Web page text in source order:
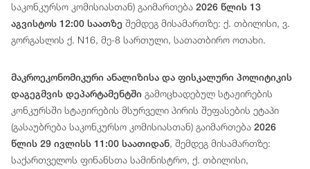
საკონკურსო კომისიასთან) გაიმართება 2026 წლის 13
აგვისტოს 12:00 საათზე შემდეგ მისამართზე: ქ. თბილისი, ვ.
გორგასლის ქ. N16, მე-8 სართული, სათათბირო ოთახი.
მაკროეკონომიკური ანალიზისა და ფისკალური პოლიტიკის
დაგეგმვის დეპარტამენტში გამოცხადებულ სტაჟირების
კონკურსში სტაჟირების მსურველი პირის შეფასების ეტაპი
(გასაუბრება საკონკურსო კომისიასთან) გაიმართება 2026
წლის 29 ივლისს 11:00 საათიდან, შემდეგ მისამართზე:
საქართველოს ფინანსთა სამინისტრო, ქ. თბილისი,